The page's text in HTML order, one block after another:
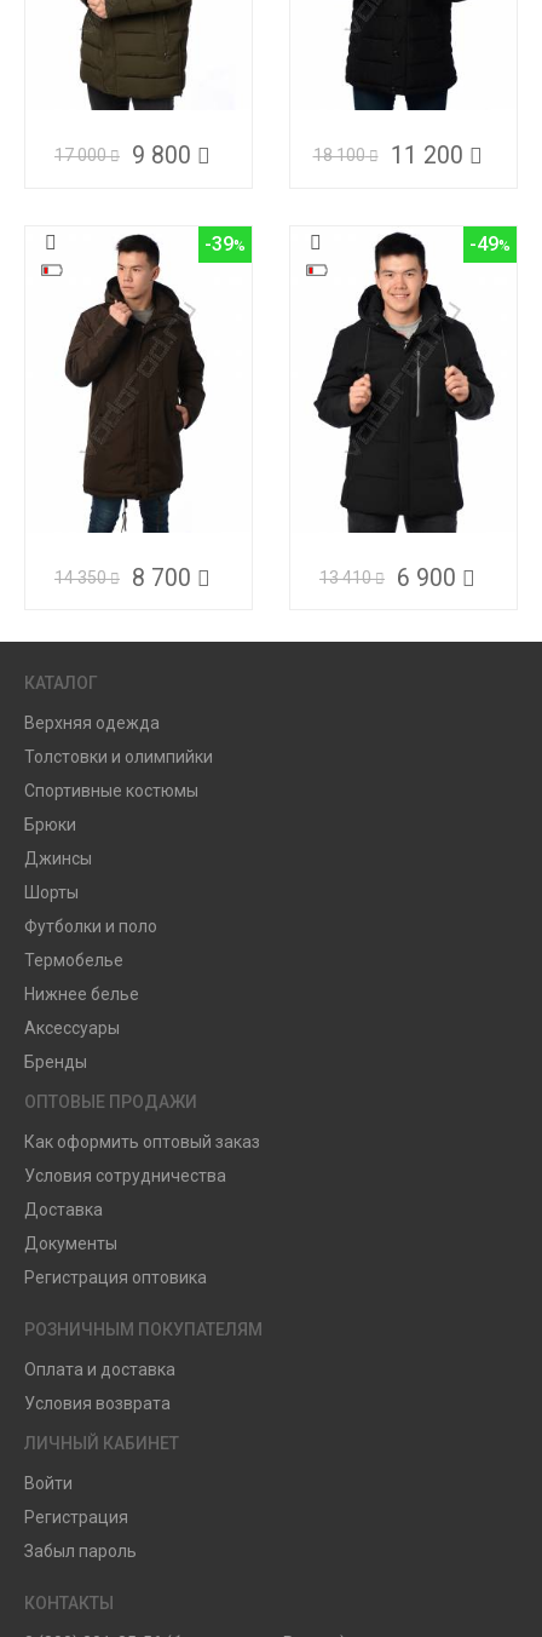
17 000 9 800 18 100 11 200
-39
14 350 8 700
-49
13 410 6 900
КАТАЛОГ
Верхняя одежда
Толстовки и олимпийки
Спортивные костюмы
Брюки
Джинсы
Шорты
Футболки и поло
Термобелье
Нижнее белье
Аксессуары
Бренды
ОПТОВЫЕ ПРОДАЖИ
Как оформить оптовый заказ
Условия сотрудничества
Доставка
Документы
Регистрация оптовика
РОЗНИЧНЫМ ПОКУПАТЕЛЯМ
Оплата и доставка
Условия возврата
ЛИЧНЫЙ КАБИНЕТ
Войти
Регистрация
Забыл пароль
КОНТАКТЫ